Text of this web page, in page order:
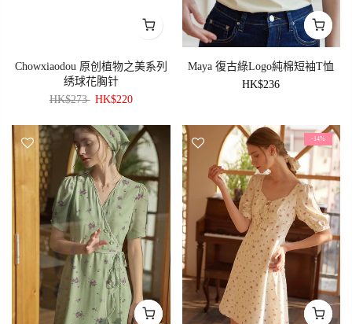
Chowxiaodou 原创植物之美系列
绣球花胸针
HK$273 HK$220
Maya 復古綠logo純棉短袖T恤
HK$236
-14%